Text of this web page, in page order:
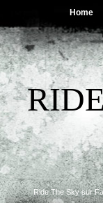
Home
Ride The Sky sur